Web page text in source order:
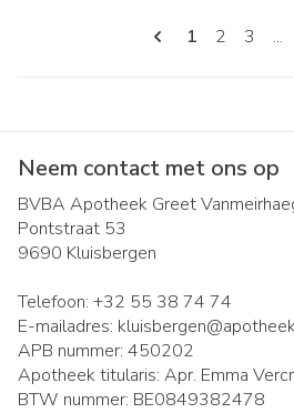
U lees
1 Pagina
2 Pagina
3 ...
Neem contact met ons op
BVBA Apotheek Greet
Pontstraat 53
9690 Kluisbergen
Telefoon: +32 55 38 74 74
E-mailadres: kluisbergen@
APB nummer: 450202
Apotheek titularis: Apr. Emma
BTW nummer: BE0849382478